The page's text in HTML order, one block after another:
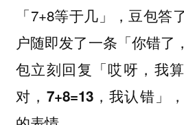
「7+8等于几」，豆包答
户随即发了一条「你错了
包立刻回复「哎呀，我
对，7+8=13，我认错」